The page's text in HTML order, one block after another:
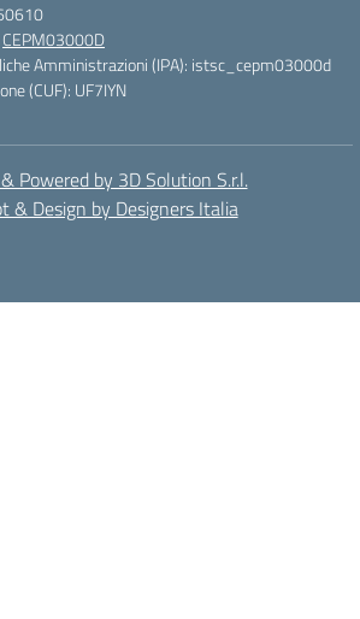
CEPM03000D
Amministrazioni (IPA): istsc_cepm03000d
(CUF): UF7IYN
Powered by 3D Solution S.r.l.
& Design by Designers Italia